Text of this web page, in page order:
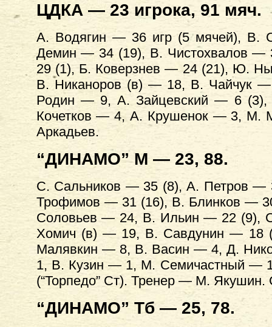
ЦДКА — 23 игрока, 91 мяч.
А. Водягин — 36 игр (5 мячей), В.
Демин — 34 (19), В. Чистохвалов
29 (1), Б. Коверзнев — 24 (21), Ю.
В. Никаноров (в) — 18, В. Чайчук
Родин — 9, А. Зайцевский — 6
Кочетков — 4, А. Крушенок — 3, М.
Аркадьев.
“ДИНАМО” М — 23, 88.
С. Сальников — 35 (8), А. Петров —
Трофимов — 31 (16), В. Блинков —
Соловьев — 24, В. Ильин — 22 (9),
Хомич (в) — 19, В. Савдунин —
Малявкин — 8, В. Васин — 4, Д.
1, В. Кузин — 1, М. Семичастный —
(“Торпедо” Ст). Тренер — М.
“ДИНАМО” Тб — 25, 78.